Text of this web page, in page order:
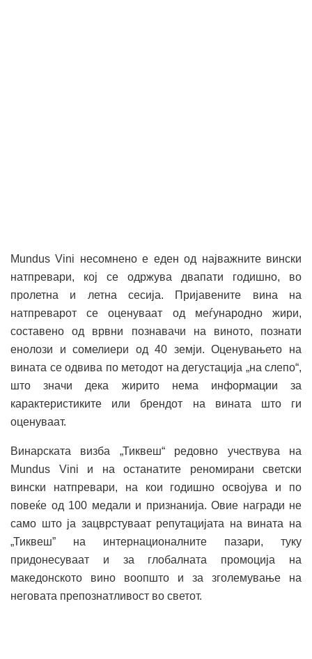
Mundus Vini несомнено е еден од најважните вински
натпревари, кој се одржува двапати годишно, во
пролетна и летна сесија. Пријавените вина на
натпреварот се оценуваат од меѓународно жири,
составено од врвни познавачи на виното, познати
енолози и сомелиери од 40 земји. Оценувањето на
вината се одвива по методот на дегустација „на слепо“,
што значи дека жирито нема информации за
карактеристиките или брендот на вината што ги
оценуваат.
Винарската визба „Тиквеш“ редовно учествува на
Mundus Vini и на останатите реномирани светски
вински натпревари, на кои годишно освојува и по
повеќе од 100 медали и признанија. Овие награди не
само што ја зацврстуваат репутацијата на вината на
„Тиквеш” на интернационалните пазари, туку
придонесуваат и за глобалната промоција на
македонското вино воопшто и за зголемување на
неговата препознатливост во светот.